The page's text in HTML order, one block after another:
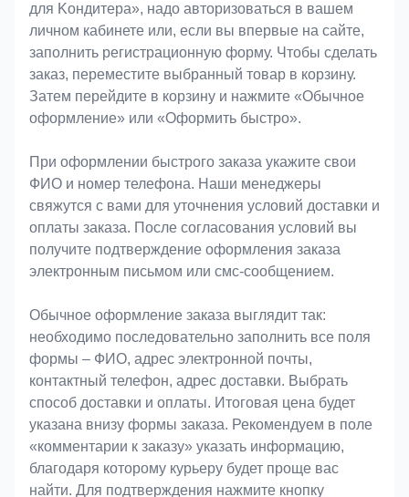
для Koндитeрa», надо авторизоваться в вашем
личном кабинете или, если вы впервые на сайте,
заполнить регистрационную форму. Чтобы сделать
заказ, переместите выбранный товар в корзину.
Затем перейдите в корзину и нажмите «Обычное
оформление» или «Оформить быстро».
При оформлении быстрого заказа укажите свои
ФИО и номер телефона. Наши менеджеры
свяжутся с вами для уточнения условий доставки и
оплаты заказа. После согласования условий вы
получите подтверждение оформления заказа
электронным письмом или смс-сообщением.
Обычное оформление заказа выглядит так:
необходимо последовательно заполнить все поля
формы – ФИО, адрес электронной почты,
контактный телефон, адрес доставки. Выбрать
способ доставки и оплаты. Итоговая цена будет
указана внизу формы заказа. Рекомендуем в поле
«комментарии к заказу» указать информацию,
благодаря которому курьеру будет проще вас
найти. Для подтверждения нажмите кнопку